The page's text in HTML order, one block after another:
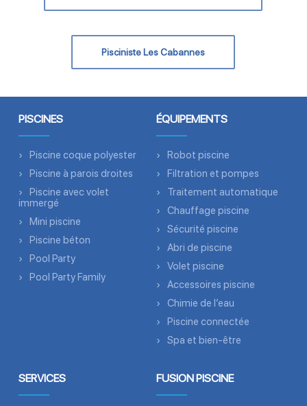
Pisciniste Les Cabannes
PISCINES
Piscine coque polyester
Piscine à parois droites
Piscine avec volet
immergé
Mini piscine
Piscine béton
Pool Party
Pool Party Family
ÉQUIPEMENTS
Robot piscine
Filtration et pompes
Traitement automatique
Chauffage piscine
Sécurité piscine
Abri de piscine
Volet piscine
Accessoires piscine
Chimie de l’eau
Piscine connectée
Spa et bien-être
SERVICES FUSION PISCINE